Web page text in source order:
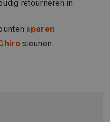
retourneren in
sparen
steunen